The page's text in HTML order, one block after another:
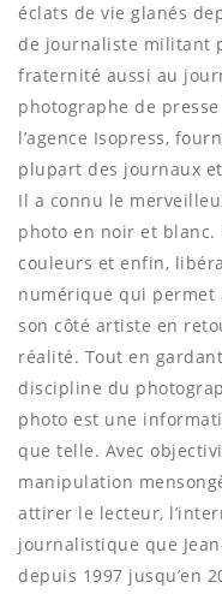
éclats de vie glanés
de journaliste militant
fraternité aussi au
photographe de
l’agence Isopress,
plupart des journaux
Il a connu le
photo en noir et blanc.
couleurs et enfin,
numérique qui permet
son côté artiste en
réalité. Tout en
discipline du
photo est une
que telle. Avec
manipulation
attirer le lecteur,
journalistique que
depuis 1997 jusqu’en